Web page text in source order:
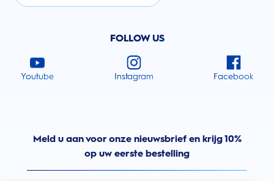
FOLLOW US
Youtube Instagram Facebook
Meld u aan voor onze nieuwsbrief en krijg 10%
op uw eerste bestelling